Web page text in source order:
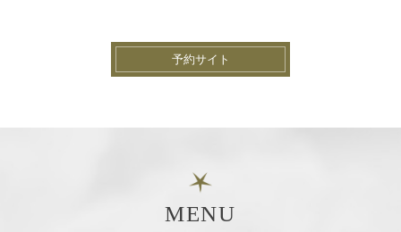
予約サイト
MENU